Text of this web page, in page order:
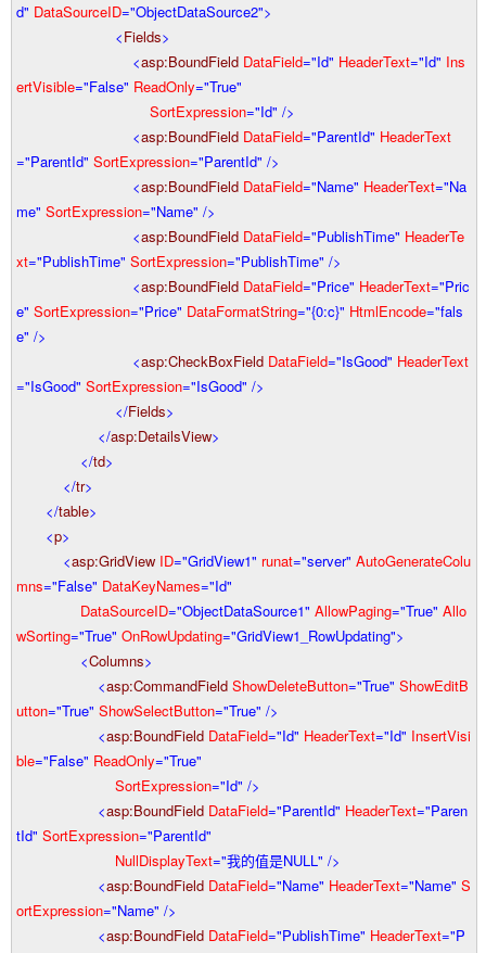
d" DataSourceID="ObjectDataSource2">
<Fields>
<asp:BoundField DataField="Id" HeaderText="Id" Ins
ertVisible="False" ReadOnly="True"
SortExpression="Id" />
<asp:BoundField DataField="ParentId" HeaderText
="ParentId" SortExpression="ParentId" />
<asp:BoundField DataField="Name" HeaderText="Na
me" SortExpression="Name" />
<asp:BoundField DataField="PublishTime" HeaderTe
xt="PublishTime" SortExpression="PublishTime" />
<asp:BoundField DataField="Price" HeaderText="Pric
e" SortExpression="Price" DataFormatString="{0:c}" HtmlEncode="fals
e" />
<asp:CheckBoxField DataField="IsGood" HeaderText
="IsGood" SortExpression="IsGood" />
</Fields>
</asp:DetailsView>
</td>
</tr>
</table>
<p>
<asp:GridView ID="GridView1" runat="server" AutoGenerateColu
mns="False" DataKeyNames="Id"
DataSourceID="ObjectDataSource1" AllowPaging="True" Allo
wSorting="True" OnRowUpdating="GridView1_RowUpdating">
<Columns>
<asp:CommandField ShowDeleteButton="True" ShowEditB
utton="True" ShowSelectButton="True" />
<asp:BoundField DataField="Id" HeaderText="Id" InsertVisi
ble="False" ReadOnly="True"
SortExpression="Id" />
<asp:BoundField DataField="ParentId" HeaderText="Paren
tId" SortExpression="ParentId"
NullDisplayText="我的值是NULL" />
<asp:BoundField DataField="Name" HeaderText="Name" S
ortExpression="Name" />
<asp:BoundField DataField="PublishTime" HeaderText="P